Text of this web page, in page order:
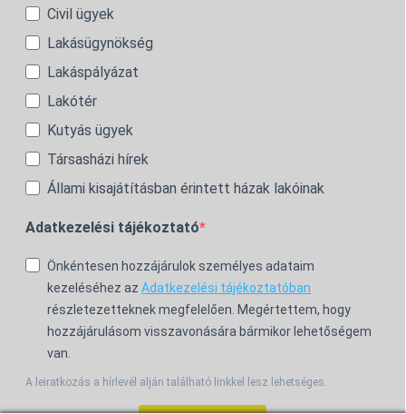
Civil ügyek
Lakásügynökség
Lakáspályázat
Lakótér
Kutyás ügyek
Társasházi hírek
Állami kisajátításban érintett házak lakóinak
Adatkezelési tájékoztató
Önkéntesen hozzájárulok személyes adataim
kezeléséhez az Adatkezelési tájékoztatóban
részletezetteknek megfelelően. Megértettem, hogy
hozzájárulásom visszavonására bármikor lehetőségem
van.
A leiratkozás a hírlevél alján található linkkel lesz lehetséges.